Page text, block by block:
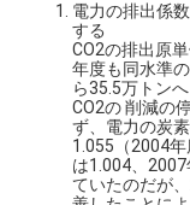
電力の排出係
する
CO2の排出原
年度も同水準
ら35.5万トン
CO2の 削減の
ず、電力の炭
1.055（2004
は1.004、
ていたのだが